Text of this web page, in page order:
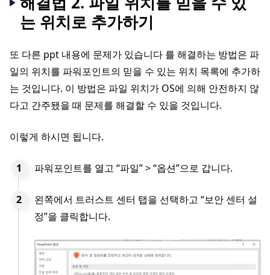
는 위치로 추가하기
또 다른 ppt 내용에 문제가 있습니다 를 해결하는 방법은 파
일의 위치를 파워포인트의 믿을 수 있는 위치 목록에 추가하
는 것입니다. 이 방법은 파일 위치가 OS에 의해 안전하지 않
다고 간주됐을 때 문제를 해결할 수 있을 것입니다.
이렇게 하시면 됩니다.
파워포인트를 열고 “파일” > “옵션”으로 갑니다.
왼쪽에서 트러스트 센터 탭을 선택하고 “보안 센터 설
정”을 클릭합니다.